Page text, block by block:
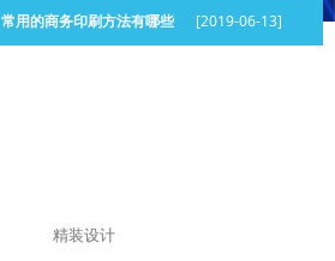
常用的商务印刷方法有哪些 [2019-06-13]
精装设计